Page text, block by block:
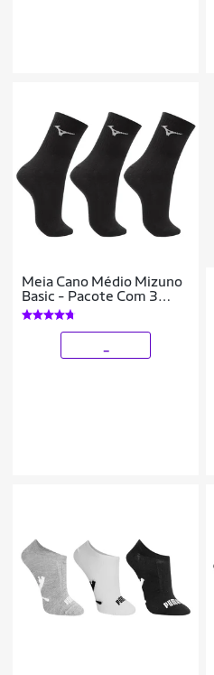
Meia Cano Médio Mizuno
Basic - Pacote Com 3
Pares